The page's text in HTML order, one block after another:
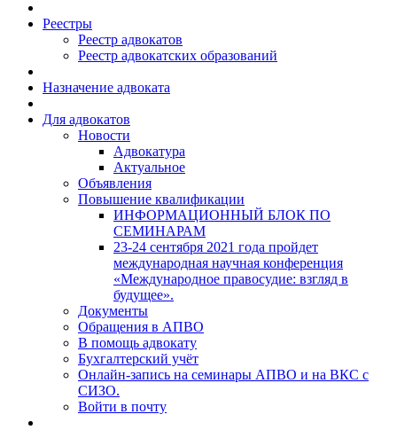
Реестры
Реестр адвокатов
Реестр адвокатских образований
Назначение адвоката
Для адвокатов
Новости
Адвокатура
Актуальное
Объявления
Повышение квалификации
ИНФОРМАЦИОННЫЙ БЛОК ПО
СЕМИНАРАМ
23-24 сентября 2021 года пройдет
международная научная конференция
«Международное правосудие: взгляд в
будущее».
Документы
Обращения в АПВО
В помощь адвокату
Бухгалтерский учёт
Онлайн-запись на семинары АПВО и на ВКС с
СИЗО.
Войти в почту